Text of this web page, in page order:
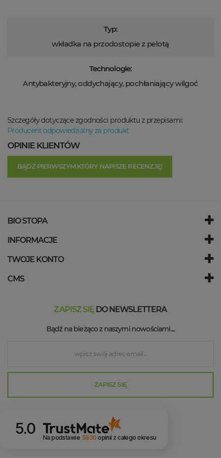
Typ:
wkładka na przodostopie z pelotą
Technologie:
Antybakteryjny, oddychający, pochłaniający wilgoć
Szczegóły dotyczące zgodności produktu z przepisami:
Producent odpowiedzialny za produkt
OPINIE KLIENTÓW
BĄDŹ PIERWSZYM KTÓRY NAPISZE RECENZJĘ!
BIO STOPA
INFORMACJE
TWOJE KONTO
CMS
ZAPISZ SIĘDO NEWSLETTERA
Bądź na bieżąco z naszymi nowościami....
ZAPISZ SIĘ
5.0
Na podstawie 5830 opinii z całego okresu